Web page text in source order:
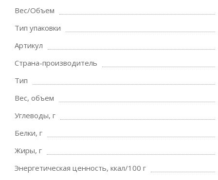
Вес/Объем
Тип упаковки
Артикул
Страна-производитель
Тип
Вес, объем
Углеводы, г
Белки, г
Жиры, г
Энергетическая ценность, ккал/100 г